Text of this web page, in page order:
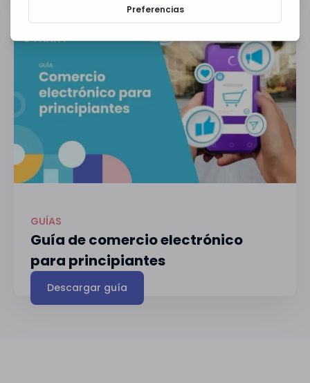
GUÍAS
Guía de comercio electrónico
para principiantes
Descargar guía